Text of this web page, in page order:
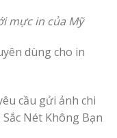
mực in của Mỹ
dùng cho in
cầu gửi ảnh chi
Sắc Nét Không Bạn